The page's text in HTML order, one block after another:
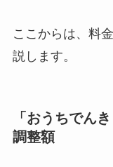
ここからは、料
説します。
「おうちでん
調整額